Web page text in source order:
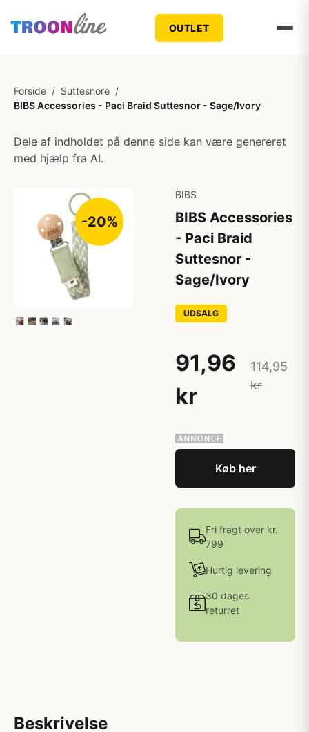
OUTLET
Forside / Suttesnore /
BIBS Accessories - Paci Braid Suttesnor - Sage/Ivory
Dele af indholdet på denne side kan være genereret
med hjælp fra AI.
-20%
BIBS
BIBS Accessories
- Paci Braid
Suttesnor -
Sage/Ivory
UDSALG
91,96
kr
114,95
kr
Køb her
Fri fragt over kr.
799
Hurtig levering
30 dages
returret
Beskrivelse